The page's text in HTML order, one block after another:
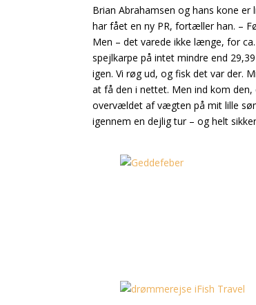
Brian Abrahamsen og hans kone
har fået en ny PR, fortæller han. –
Men – det varede ikke længe, for
spejlkarpe på intet mindre end
igen. Vi røg ud, og fisk det var der.
at få den i nettet. Men ind kom
overvældet af vægten på mit lille
igennem en dejlig tur – og helt